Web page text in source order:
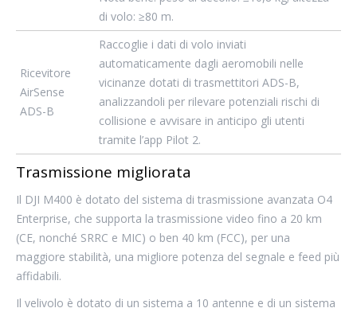
di volo: ≥80 m.
Ricevitore
AirSense
ADS-B
Raccoglie i dati di volo inviati
automaticamente dagli aeromobili nelle
vicinanze dotati di trasmettitori ADS-B,
analizzandoli per rilevare potenziali rischi di
collisione e avvisare in anticipo gli utenti
tramite l’app Pilot 2.
Trasmissione migliorata
Il DJI M400 è dotato del sistema di trasmissione avanzata O4
Enterprise, che supporta la trasmissione video fino a 20 km
(CE, nonché SRRC e MIC) o ben 40 km (FCC), per una
maggiore stabilità, una migliore potenza del segnale e feed più
affidabili.
Il velivolo è dotato di un sistema a 10 antenne e di un sistema